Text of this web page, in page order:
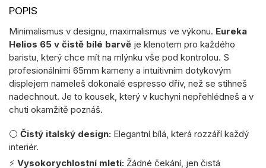
Minimalismus v designu, maximalismus ve výkonu. Eureka
Helios 65 v čistě bílé barvě je klenotem pro každého
baristu, který chce mít na mlýnku vše pod kontrolou. S
profesionálními 65mm kameny a intuitivním dotykovým
displejem nameleš dokonalé espresso dřív, než se stihneš
nadechnout. Je to kousek, který v kuchyni nepřehlédneš a v
chuti okamžitě poznáš.
⚪ Čistý italský design: Elegantní bílá, která rozzáří každý
interiér.
⚡ Vysokorychlostní mletí: Žádné čekání, jen čistá